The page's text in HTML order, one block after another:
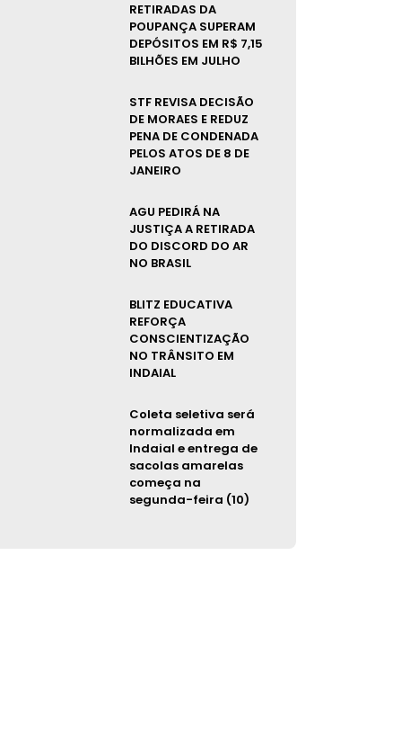
RETIRADAS DA
POUPANÇA SUPERAM
DEPÓSITOS EM R$ 7,15
BILHÕES EM JULHO
STF REVISA DECISÃO
DE MORAES E REDUZ
PENA DE CONDENADA
PELOS ATOS DE 8 DE
JANEIRO
AGU PEDIRÁ NA
JUSTIÇA A RETIRADA
DO DISCORD DO AR
NO BRASIL
BLITZ EDUCATIVA
REFORÇA
CONSCIENTIZAÇÃO
NO TRÂNSITO EM
INDAIAL
Coleta seletiva será
normalizada em
Indaial e entrega de
sacolas amarelas
começa na
segunda-feira (10)